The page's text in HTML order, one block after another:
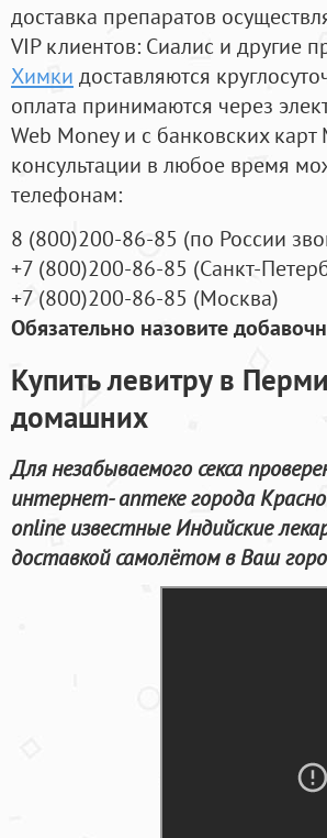
доставка препаратов
VIP клиентов: Сиалис и другие
Химки доставляются
оплата принимаются через
Web Money и с банковских
консультации в любое время
телефонам:
8 (800)200-86-85 (по России
+7 (800)200-86-85 (Санкт-
+7 (800)200-86-85 (Москва)
Обязательно назовите
Купить левитру в
домашних
Для незабываемого секса
интернет- аптеке города
online известные Индийские
доставкой самолётом в Ваш